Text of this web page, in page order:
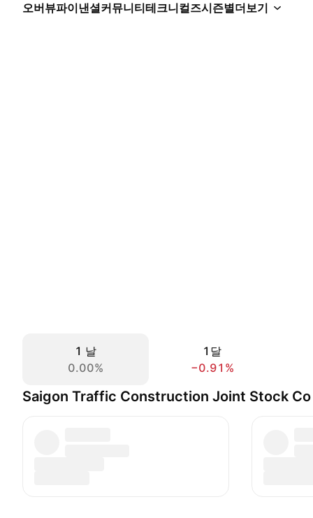
오버뷰파이낸셜커뮤니티테크니컬즈시즌별더보기
1 날
0.00%
1달
−0.91%
Saigon Traffic Construction Joint Stock Co